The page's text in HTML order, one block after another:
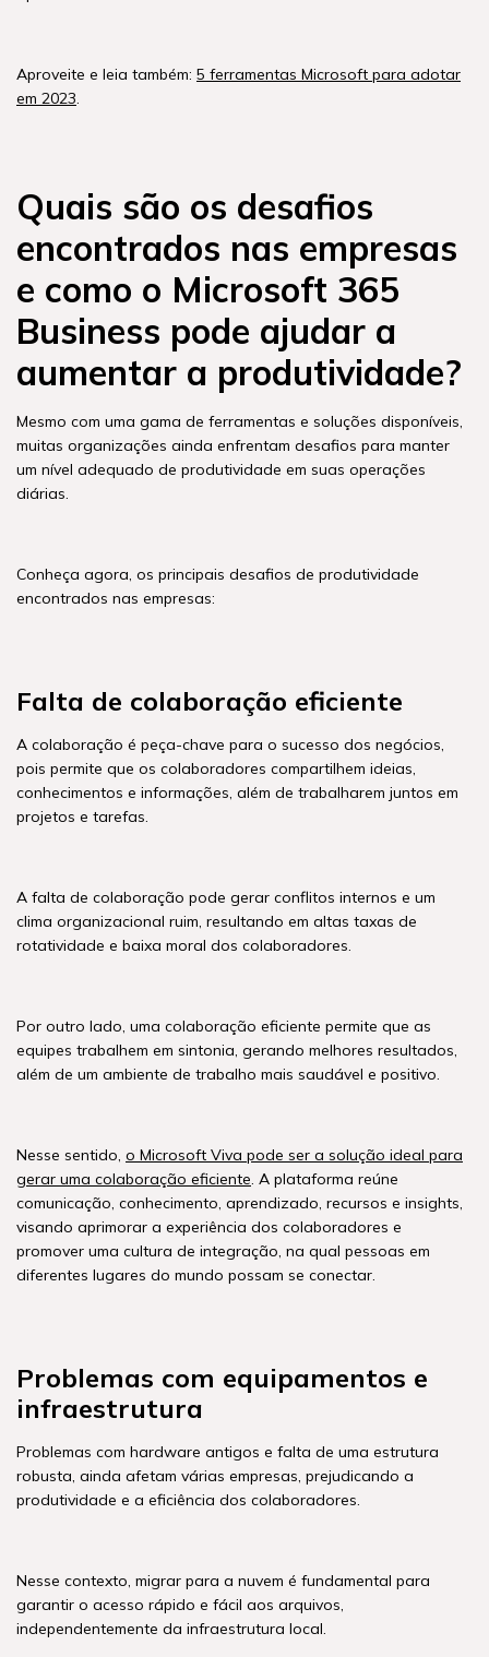
Aproveite e leia também: 5 ferramentas Microsoft para adotar
em 2023.
Quais são os desafios
encontrados nas empresas
e como o Microsoft 365
Business pode ajudar a
aumentar a produtividade?
Mesmo com uma gama de ferramentas e soluções disponíveis,
muitas organizações ainda enfrentam desafios para manter
um nível adequado de produtividade em suas operações
diárias.
Conheça agora, os principais desafios de produtividade
encontrados nas empresas:
Falta de colaboração eficiente
A colaboração é peça-chave para o sucesso dos negócios,
pois permite que os colaboradores compartilhem ideias,
conhecimentos e informações, além de trabalharem juntos em
projetos e tarefas.
A falta de colaboração pode gerar conflitos internos e um
clima organizacional ruim, resultando em altas taxas de
rotatividade e baixa moral dos colaboradores.
Por outro lado, uma colaboração eficiente permite que as
equipes trabalhem em sintonia, gerando melhores resultados,
além de um ambiente de trabalho mais saudável e positivo.
Nesse sentido, o Microsoft Viva pode ser a solução ideal para
gerar uma colaboração eficiente. A plataforma reúne
comunicação, conhecimento, aprendizado, recursos e insights,
visando aprimorar a experiência dos colaboradores e
promover uma cultura de integração, na qual pessoas em
diferentes lugares do mundo possam se conectar.
Problemas com equipamentos e
infraestrutura
Problemas com hardware antigos e falta de uma estrutura
robusta, ainda afetam várias empresas, prejudicando a
produtividade e a eficiência dos colaboradores.
Nesse contexto, migrar para a nuvem é fundamental para
garantir o acesso rápido e fácil aos arquivos,
independentemente da infraestrutura local.